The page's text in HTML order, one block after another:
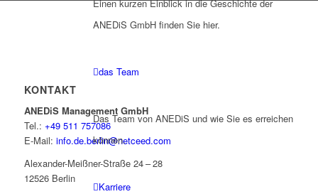
Einen kurzen Einblick in die Geschichte der
ANEDiS GmbH finden Sie hier.
das Team
Das Team von ANEDiS und wie Sie es erreichen
können.
Karriere
KONTAKT
ANEDiS Management GmbH
Tel.: +49 511 757086
E-Mail: info.de.berlin@netceed.com
Alexander-Meißner-Straße 24 – 28
12526 Berlin